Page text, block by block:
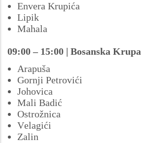
Envera Krupića
Lipik
Mahala
09:00 – 15:00 | Bosanska Krupa
Arapuša
Gornji Petrovići
Johovica
Mali Badić
Ostrožnica
Velagići
Zalin